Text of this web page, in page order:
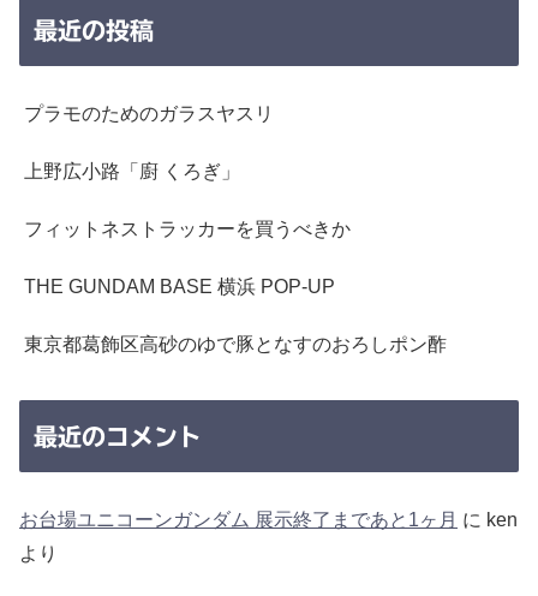
最近の投稿
プラモのためのガラスヤスリ
上野広小路「廚 くろぎ」
フィットネストラッカーを買うべきか
THE GUNDAM BASE 横浜 POP-UP
東京都葛飾区高砂のゆで豚となすのおろしポン酢
最近のコメント
お台場ユニコーンガンダム 展示終了まであと1ヶ月 に ken
より